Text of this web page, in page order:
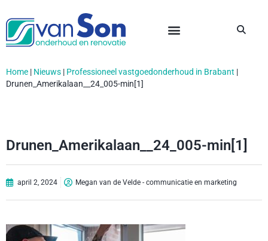
Home | Nieuws | Professioneel vastgoedonderhoud in Brabant |
Drunen_Amerikalaan__24_005-min[1]
Drunen_Amerikalaan__24_005-min[1]
april 2, 2024 Megan van de Velde - communicatie en marketing